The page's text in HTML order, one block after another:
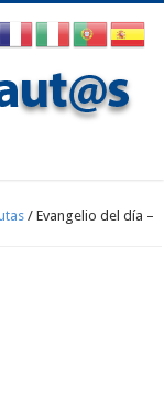
/ Evangelio del día –